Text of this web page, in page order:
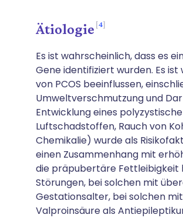
Ätiologie 4
Es ist wahrscheinlich, dass es
Gene identifiziert wurden. Es
von PCOS beeinflussen,
Umweltverschmutzung und
Entwicklung eines
Luftschadstoffen, Rauch von
Chemikalie) wurde als
einen Zusammenhang mit
die präpubertäre Fettleibigkeit
Störungen, bei solchen mit
Gestationsalter, bei solchen
Valproinsäure als